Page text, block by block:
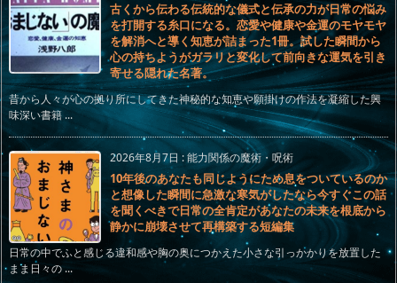
古くから伝わる伝統的な儀式と伝承の力が日常の悩み
を打開する糸口になる。恋愛や健康や金運のモヤモヤ
を解消へと導く知恵が詰まった1冊。試した瞬間から
心の持ちようがガラリと変化して前向きな運気を引き
寄せる隠れた名著。
昔から人々が心の拠り所にしてきた神秘的な知恵や願掛けの作法を凝縮した興
味深い書籍 ...
2026年8月7日 :能力関係の魔術・呪術
10年後のあなたも同じようにため息をついているのか
と想像した瞬間に急激な寒気がしたなら今すぐこの話
を聞くべきで日常の全肯定があなたの未来を根底から
静かに崩壊させて再構築する短編集
日常の中でふと感じる違和感や胸の奥につかえた小さな引っかかりを放置した
まま日々の ...